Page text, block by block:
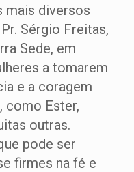
mais diversos
Sérgio Freitas,
Sede, em
a tomarem
e a coragem
como Ester,
outras.
pode ser
firmes na fé e